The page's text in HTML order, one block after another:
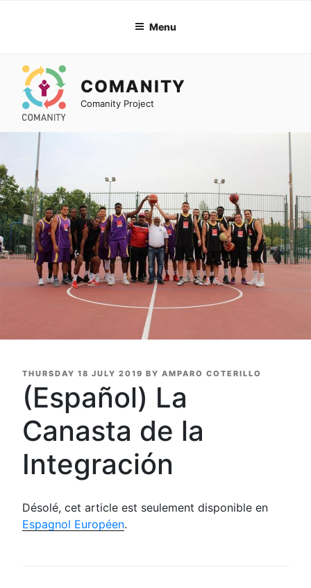
Menu
COMANITY
Comanity Project
POSTED
ON
THURSDAY 18 JULY 2019 BY AMPARO COTERILLO
(Español) La
Canasta de la
Integración
Désolé, cet article est seulement disponible en
Espagnol Européen.